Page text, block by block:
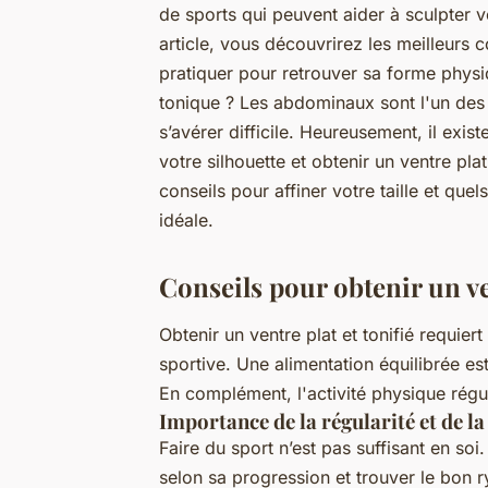
de sports qui peuvent aider à sculpter
article, vous découvrirez les meilleurs
pratiquer pour retrouver sa forme
tonique ? Les abdominaux sont l'un
s’avérer difficile. Heureusement, il
votre silhouette et obtenir un ventre
conseils pour affiner votre taille et
idéale.
Conseils pour obtenir un
Obtenir un ventre plat et tonifié
sportive. Une alimentation équilibrée
En complément, l'activité physique
Importance de la régularité et de
Faire du sport n’est pas suffisant en
selon sa progression et trouver le bon